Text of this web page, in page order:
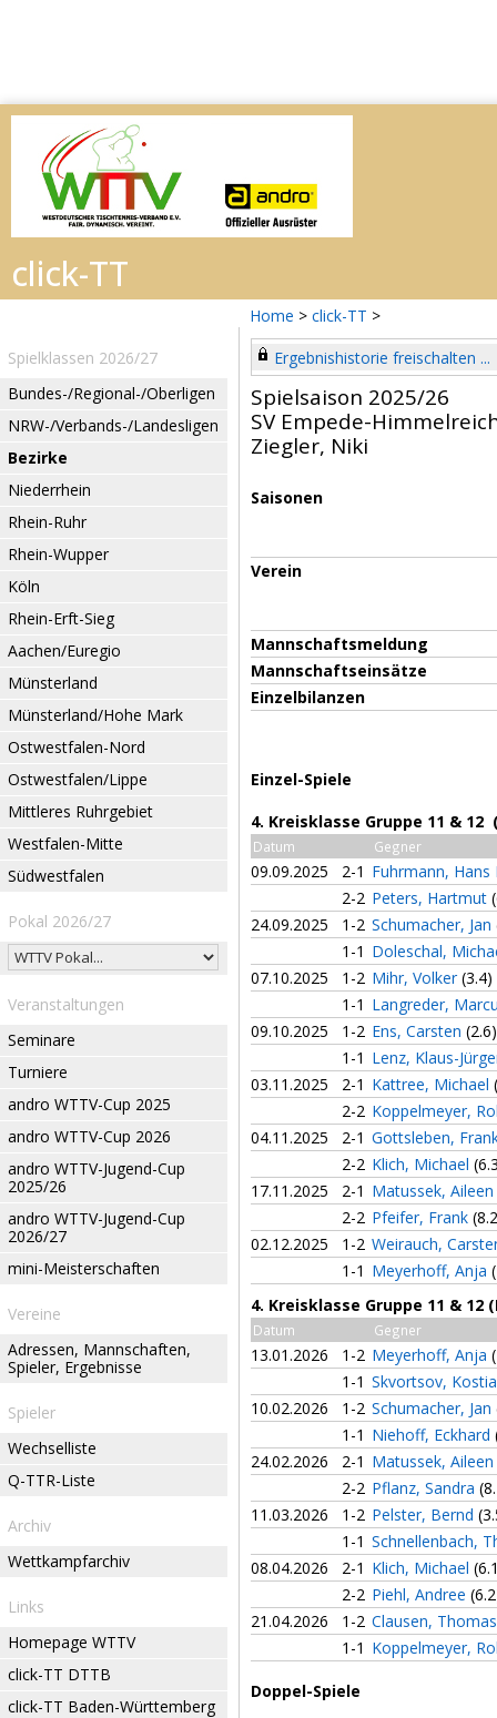
Home > click-TT >
Spielklassen 2026/27
Bundes-/Regional-/Oberligen
NRW-/Verbands-/Landesligen
Bezirke
Niederrhein
Rhein-Ruhr
Rhein-Wupper
Köln
Rhein-Erft-Sieg
Aachen/Euregio
Münsterland
Münsterland/Hohe Mark
Ostwestfalen-Nord
Ostwestfalen/Lippe
Mittleres Ruhrgebiet
Westfalen-Mitte
Südwestfalen
Pokal 2026/27
Veranstaltungen
Seminare
Turniere
andro WTTV-Cup 2025
andro WTTV-Cup 2026
andro WTTV-Jugend-Cup
2025/26
andro WTTV-Jugend-Cup
2026/27
mini-Meisterschaften
Vereine
Adressen, Mannschaften,
Spieler, Ergebnisse
Spieler
Wechselliste
Q-TTR-Liste
Archiv
Wettkampfarchiv
Links
Homepage WTTV
click-TT DTTB
click-TT Baden-Württemberg
Ergebnishistorie freischalten ...
Spielsaison 2025/26
SV Empede-
Ziegler, Niki
Saisonen
Verein
Mannschaftsmeldung
Mannschaftseinsätze
Einzelbilanzen
Einzel-Spiele
4. Kreisklasse Gruppe 11 & 12
Datum Gegner
09.09.2025 2-1 Fuhrmann,
2-2 Peters, Hartmut
24.09.2025
1-2 Schumacher, Jan
1-1 Doleschal,
07.10.2025
1-2 Mihr, Volker (3.4)
1-1 Langreder,
09.10.2025
1-2 Ens, Carsten (2.6)
1-1 Lenz, Klaus-
03.11.2025
2-1 Kattree, Michael
2-2 Koppelmeyer,
04.11.2025
2-1 Gottsleben,
2-2 Klich, Michael
17.11.2025
2-1 Matussek, Aileen
2-2 Pfeifer, Frank
02.12.2025
1-2 Weirauch,
1-1 Meyerhoff, Anja
4. Kreisklasse Gruppe 11 & 12
Datum Gegner
13.01.2026 1-2 Meyerhoff, Anja
1-1 Skvortsov,
10.02.2026
1-2 Schumacher, Jan
1-1 Niehoff, Eckhard
24.02.2026
2-1 Matussek, Aileen
2-2 Pflanz, Sandra
11.03.2026
1-2 Pelster, Bernd
1-1 Schnellenbach,
08.04.2026
2-1 Klich, Michael
2-2 Piehl, Andree
21.04.2026
1-2 Clausen,
1-1 Koppelmeyer,
Doppel-Spiele